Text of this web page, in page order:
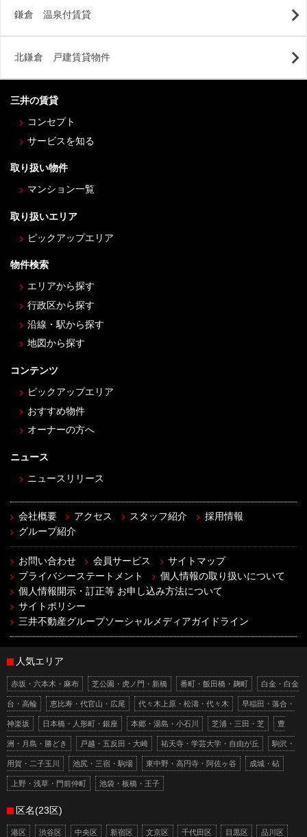
鎌倉 温泉付賃貸
北鎌倉 戸建賃貸物件
三井の賃貸
コンセプト
サービスを知る
取り扱い物件
マンション一覧
取り扱いエリア
ピックアップエリア
物件検索
エリアから探す
行政区から探す
沿線・駅から探す
地図から探す
コンテンツ
ピックアップエリア
おすすめ物件
オーナーの方へ
ニュース
ニュースリリース
会社概要 アクセス スタッフ紹介
採用情報
グループ紹介
お問い合わせ 会員サービス
サイトマップ
プライバシーステートメント
個人情報の取り扱いについて
個人情報開示・訂正等 お申し込み方法について
サイトポリシー
三井不動産グループソーシャルメディアガイドライン
人気エリア
赤坂・六本木・麻布 芝公園・虎ノ門・新橋 番町・飯田橋・麹町 白金・白金
台・高輪 恵比寿・代官山・広尾 代々木上原・松濤・代々木 早稲田・落合・
神楽坂 日本橋・人形町・銀座 本郷・湯島・小石川 芝浦・三田・芝 豊
洲・月島・勝どき 戸越・五反田・大崎 祐天寺・学芸大学・自由が丘 駒沢・
用賀・二子玉川 池尻・三宿・駒場 東中野・高円寺・阿佐ヶ谷 成城・砧
上野・浅草・門前仲町 池袋・板橋・王子
区名(23区)
港区 渋谷区 中央区 新宿区 文京区 千代田区 目黒区 品川区